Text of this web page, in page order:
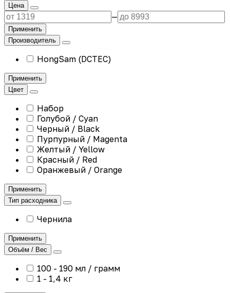
Цена
—
Применить
Производитель
HongSam (DCTEC)
Применить
Цвет
Набор
Голубой / Cyan
Черный / Black
Пурпурный / Magenta
Желтый / Yellow
Красный / Red
Оранжевый / Orange
Применить
Тип расходника
Чернила
Применить
Объём / Вес
100 - 190 мл / грамм
1 - 1,4 кг